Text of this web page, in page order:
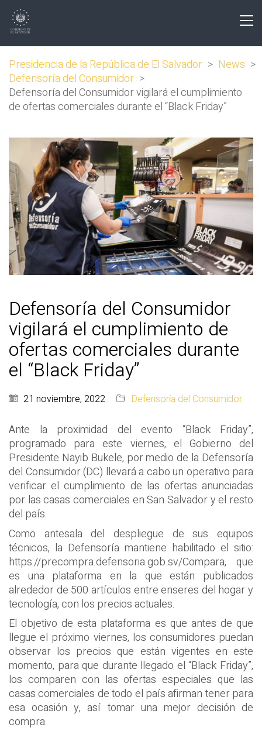
Presidencia de la República de El Salvador > News >
Defensoría del Consumidor >
Defensoría del Consumidor vigilará el cumplimiento
de ofertas comerciales durante el “Black Friday”
Defensoría del Consumidor
vigilará el cumplimiento de
ofertas comerciales durante
el “Black Friday”
21 noviembre, 2022 Defensoría del Consumidor
Ante la proximidad del evento “Black Friday”,
programado para este viernes, el Gobierno del
Presidente Nayib Bukele, por medio de la Defensoría
del Consumidor (DC) llevará a cabo un operativo para
verificar el cumplimiento de las ofertas anunciadas
por las casas comerciales en San Salvador y el resto
del país.
Como antesala del despliegue de sus equipos
técnicos, la Defensoría mantiene habilitado el sitio:
https://precompra.defensoria.gob.sv/Compara, que
es una plataforma en la que están publicados
alrededor de 500 artículos entre enseres del hogar y
tecnología, con los precios actuales.
El objetivo de esta plataforma es que antes de que
llegue el próximo viernes, los consumidores puedan
observar los precios que están vigentes en este
momento, para que durante llegado el “Black Friday”,
los comparen con las ofertas especiales que las
casas comerciales de todo el país afirman tener para
esa ocasión y, así tomar una mejor decisión de
compra.